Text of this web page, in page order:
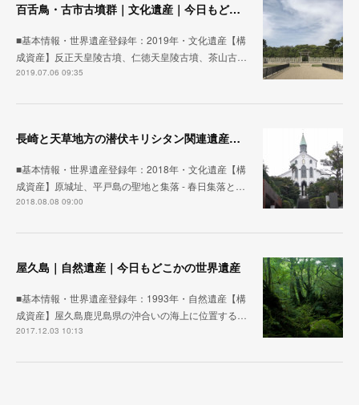
百舌鳥・古市古墳群｜文化遺産｜今日もどこかの世界遺産
■基本情報・世界遺産登録年：2019年・文化遺産【構
成資産】反正天皇陵古墳、仁徳天皇陵古墳、茶山古…
2019.07.06 09:35
長崎と天草地方の潜伏キリシタン関連遺産｜文化遺産｜今日もどこかの世界遺産
■基本情報・世界遺産登録年：2018年・文化遺産【構
成資産】原城址、平戸島の聖地と集落 - 春日集落と…
2018.08.08 09:00
屋久島｜自然遺産｜今日もどこかの世界遺産
■基本情報・世界遺産登録年：1993年・自然遺産【構
成資産】屋久島鹿児島県の沖合いの海上に位置する…
2017.12.03 10:13